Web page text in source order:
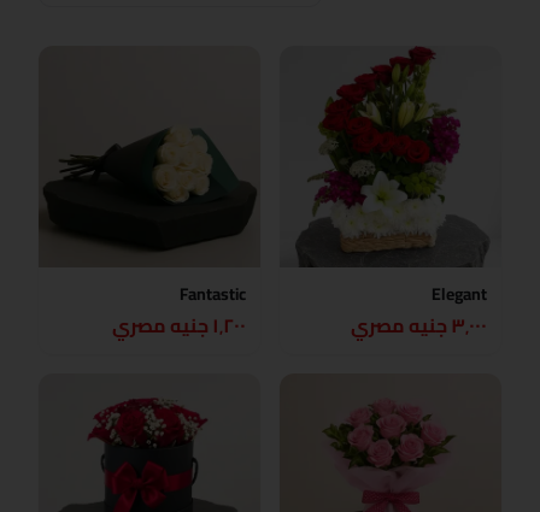
Elegant
٣٬٠٠٠ جنيه مصري
Fantastic
١٬٢٠٠ جنيه مصري